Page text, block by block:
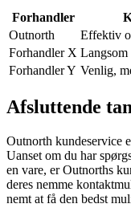
Forhandler
Outnorth
Effektiv
Forhandler X Langsom
Forhandler Y Venlig,
Afsluttende
Outnorth kundeservice
Uanset om du har
en vare, er Outnorths
deres nemme
nemt at få den bedst